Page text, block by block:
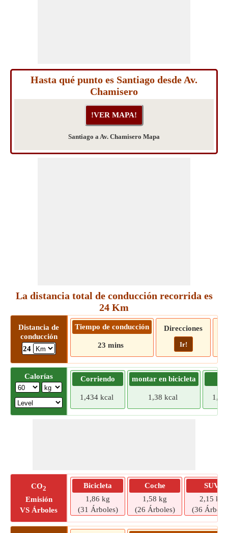
Hasta qué punto es Santiago desde Av.
Chamisero
Santiago a Av. Chamisero Mapa
La distancia total de conducción recorrida es
24 Km
Distancia de
conducción
24
Tiempo de conducción
23 mins
Direcciones
Ir!
Calorías Corriendo
1,434 kcal
montar en bicicleta
1,38 kcal
CO2
Emisión
VS Árboles
Bicicleta
1,86 kg
(31 Árboles)
Coche
1,58 kg
(26 Árboles)
SUV
2,15 kg
(36